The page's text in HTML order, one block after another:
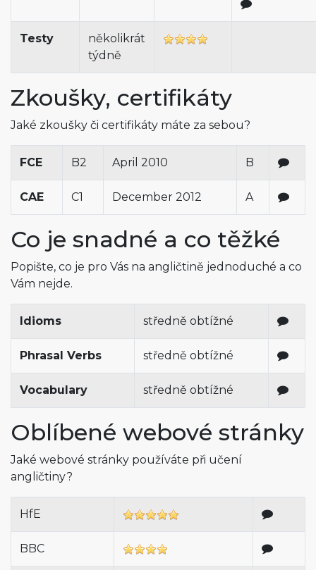
Testy
několikrát
týdně
Zkoušky, certifikáty
Jaké zkoušky či certifikáty máte za sebou?
FCE B2 April 2010 B
CAE C1 December 2012 A
Co je snadné a co těžké
Popište, co je pro Vás na angličtině jednoduché a co
Vám nejde.
Idioms středně obtížné
Phrasal Verbs středně obtížné
Vocabulary středně obtížné
Oblíbené webové stránky
Jaké webové stránky používáte při učení
angličtiny?
HfE
BBC